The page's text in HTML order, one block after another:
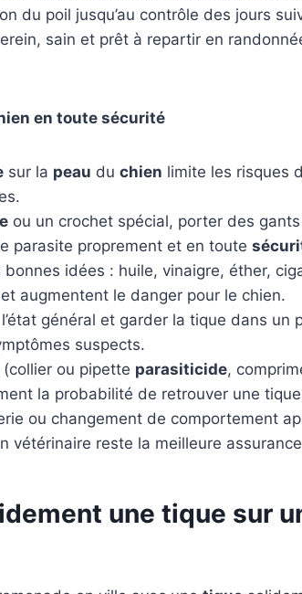
du poil jusqu’au contrôle des jours
sain et prêt à repartir en
en toute sécurité
sur la peau du chien limite les risques
ou un crochet spécial, porter des
parasite proprement et en toute
bonnes idées : huile, vinaigre, éther,
augmentent le danger pour le chien.
général et garder la tique dans un
suspects.
(collier ou pipette parasiticide,
la probabilité de retrouver une
ou changement de comportement
vétérinaire reste la meilleure
une tique sur